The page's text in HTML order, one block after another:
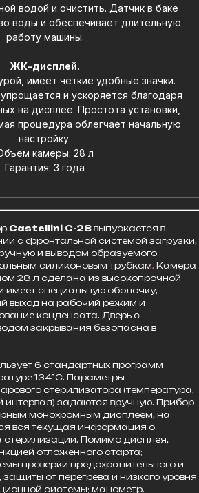
водой и очистить. Датчик в баке
воды и обеспечивает длительную
работу машины.
ЖК-дисплей.
имеет четкие удобные значки.
и ускоряется благодаря
на дисплее. Простота установки,
процедура облегчает начальную
настройку.
камеры: 28 л
Гарантия: 3 года
Castellini C-28 выпускается в
с фронтальной системой загрузки,
и выводом образуемого
силиконовым трубкам. Камера
28 л сделана из высокопрочной
специальную оболочку,
выход на рабочий режим и
конденсата. Дверь с
закрывания безопасна в
6 стандартных программ
134°С. Параметры
стерилизатора (температура,
интервал) задаются вручную. Прибор
монохромным дисплеем, на
вся текущая информация о
стерилизации. Помимо дисплея,
отложенного старта;
проверки предохранительного и
от перегрева и низкого уровня
системы; манометр.